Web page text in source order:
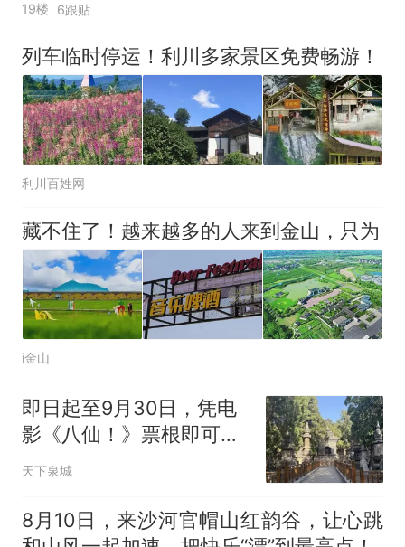
19楼 6跟贴
列车临时停运！利川多家景区免费畅游！
利川百姓网
藏不住了！越来越多的人来到金山，只为
i金山
即日起至9月30日，凭电
影《八仙！》票根即可免
票游览千年灵岩
天下泉城
8月10日，来沙河官帽山红韵谷，让心跳